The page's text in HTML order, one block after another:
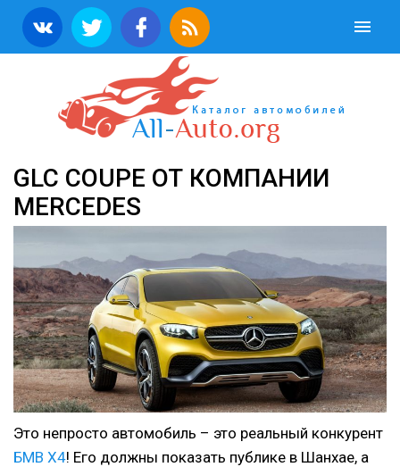
GLC COUPE ОТ КОМПАНИИ
MERCEDES
Это непросто автомобиль – это реальный конкурент
БМВ Х4! Его должны показать публике в Шанхае, а